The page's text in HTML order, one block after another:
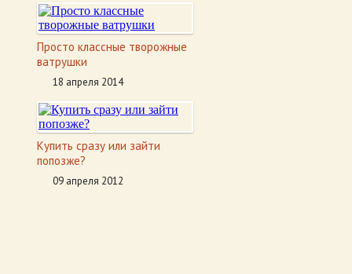
Просто классные творожные
ватрушки
18 апреля 2014
Купить сразу или зайти
попозже?
09 апреля 2012